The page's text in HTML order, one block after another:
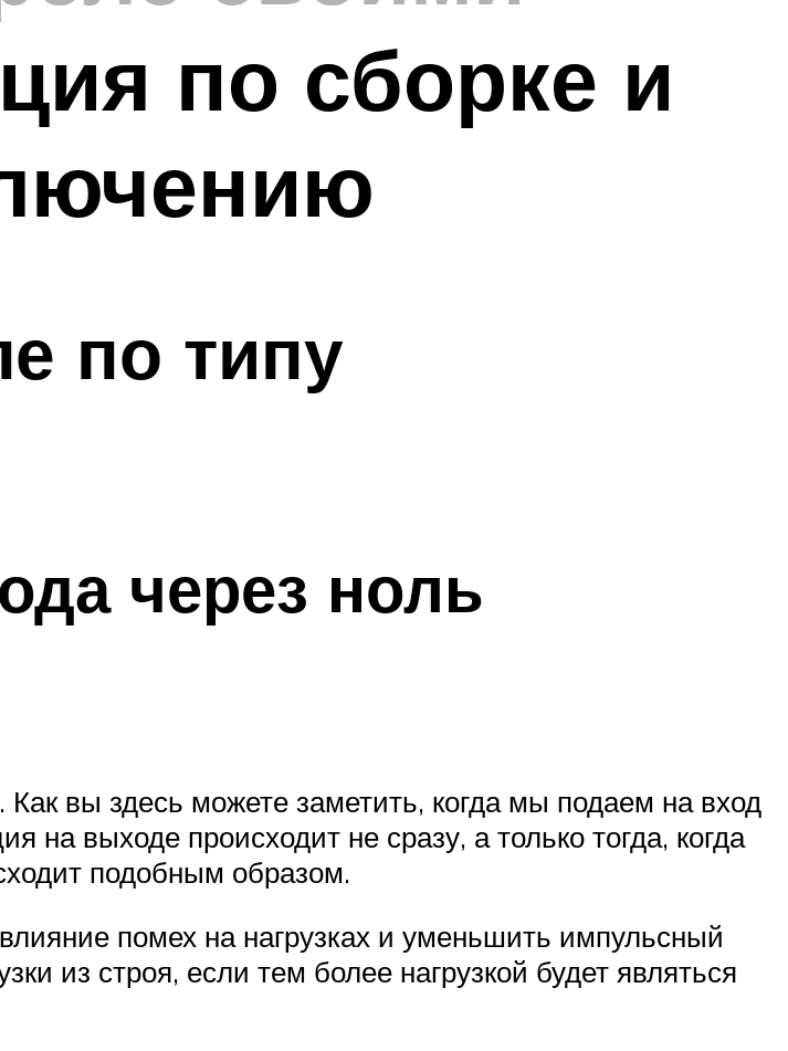
по сборке и
по типу
через ноль
вы здесь можете заметить, когда мы подаем на вход
на выходе происходит не сразу, а только тогда, когда
подобным образом.
помех на нагрузках и уменьшить импульсный
из строя, если тем более нагрузкой будет являться